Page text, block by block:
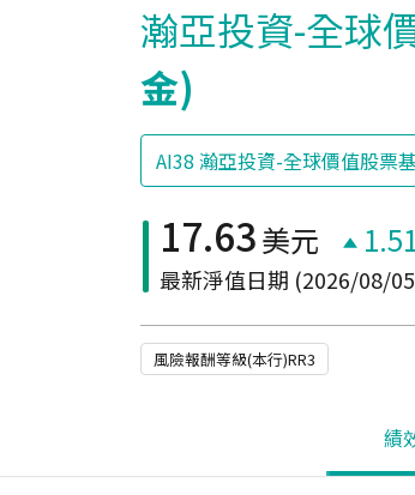
瀚亞投資-全球
金)
17.63美元
最新淨值日期 (2026/08/
風險報酬等級(本行)RR3
績